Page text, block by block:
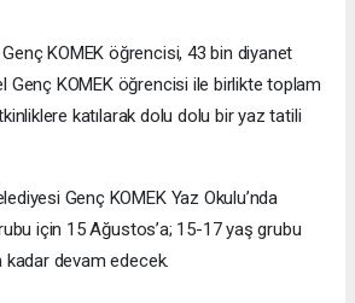
KOMEK öğrencisi, 43 bin diyanet
Genç KOMEK öğrencisi ile birlikte toplam
katılarak dolu dolu bir yaz tatili
Genç KOMEK Yaz Okulu’nda
için 15 Ağustos’a; 15-17 yaş grubu
devam edecek.